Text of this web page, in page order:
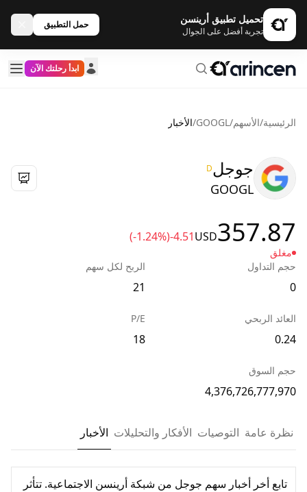
تحميل تطبيق أرينسن
تجربة أفضل على الجوال
حمل التطبيق
ابدأ رحلتك الآن
الرئيسية/الأسهم/
GOOGL
/الأخبار
جوجلD
GOOGL
357.87
USD
-4.51
(-1.24%)
مغلق
حجم التداول
0
الربح لكل سهم
21
العائد الربحي
0.24
P/E
18
حجم السوق
4,376,726,777,970
نظرة عامة التوصيات الأفكار والتحليلات الأخبار
تابع أخر أخبار سهم جوجل من شبكة أرينسن الاجتماعية. تتأثر